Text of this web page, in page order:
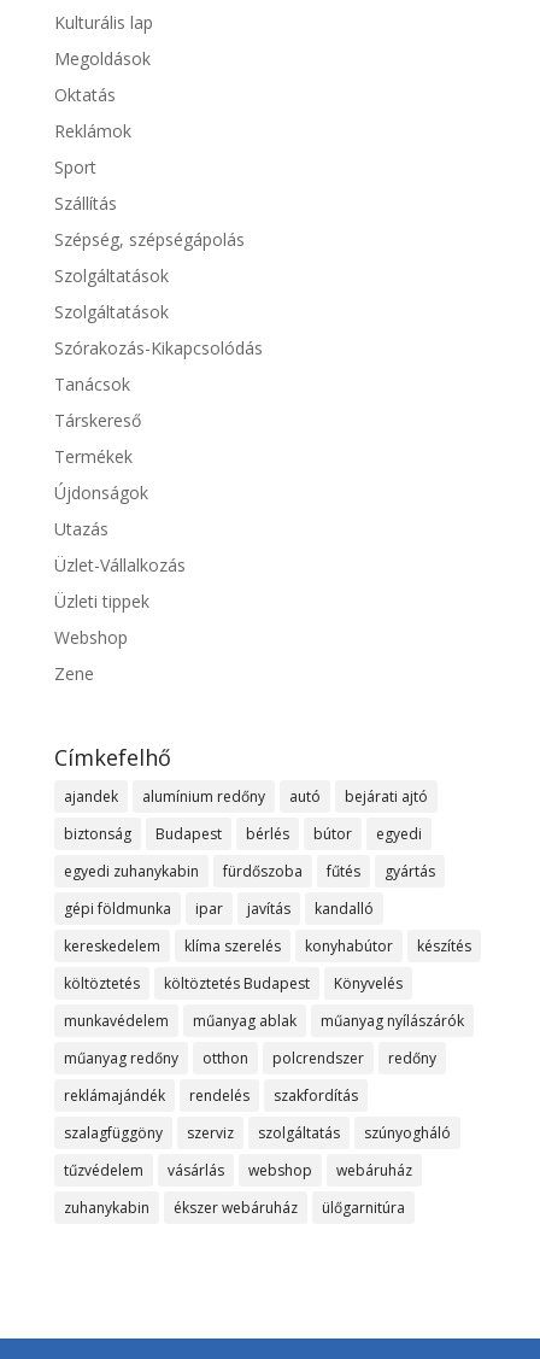
Kulturális lap
Megoldások
Oktatás
Reklámok
Sport
Szállítás
Szépség, szépségápolás
Szolgáltatások
Szolgáltatások
Szórakozás-Kikapcsolódás
Tanácsok
Társkereső
Termékek
Újdonságok
Utazás
Üzlet-Vállalkozás
Üzleti tippek
Webshop
Zene
Címkefelhő
ajandek alumínium redőny autó
bejárati ajtó
biztonság
Budapest bérlés bútor
egyedi
egyedi zuhanykabin
fürdőszoba fűtés
gyártás
gépi földmunka
ipar javítás
kandalló
kereskedelem
klíma szerelés konyhabútor
készítés
költöztetés
költöztetés Budapest
Könyvelés
munkavédelem
műanyag ablak
műanyag nyílászárók
műanyag redőny
otthon polcrendszer
redőny
reklámajándék
rendelés
szakfordítás
szalagfüggöny
szerviz szolgáltatás
szúnyogháló
tűzvédelem
vásárlás webshop
webáruház
zuhanykabin
ékszer webáruház ülőgarnitúra